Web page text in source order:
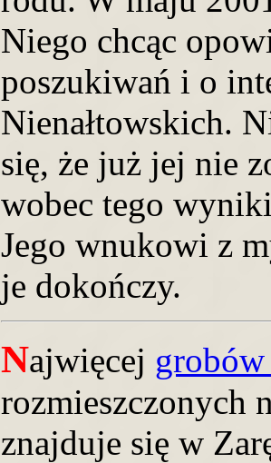
Niego chcąc
poszukiwań i o
Nienałtowskich.
się, że już jej nie
wobec tego
Jego wnukowi z
je dokończy.
Najwięcej
rozmieszczonych
znajduje się w